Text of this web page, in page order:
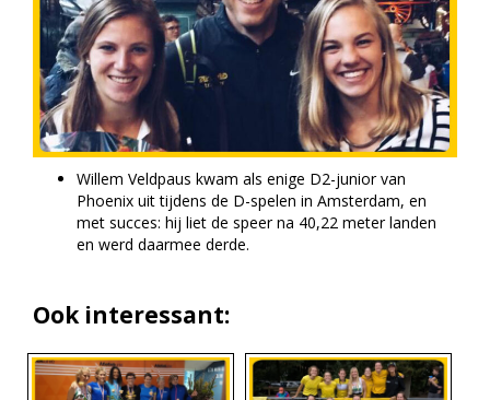
Willem Veldpaus kwam als enige D2-junior van
Phoenix uit tijdens de D-spelen in Amsterdam, en
met succes: hij liet de speer na 40,22 meter landen
en werd daarmee derde.
Ook interessant: